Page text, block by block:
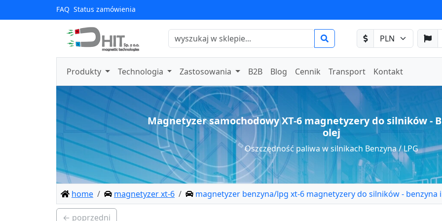
FAQ Status zamówienia
Produkty Technologia Zastosowania B2B Blog Cennik Transport Kontakt
Magnetyzer samochodowy XT-6 magnetyzery do silników -
olej
Oszczędność paliwa w silnikach Benzyna / LPG
home magnetyzer xt-6 magnetyzer benzyna/lpg xt-6 magnetyzery do silników - benzyna
← poprzedni